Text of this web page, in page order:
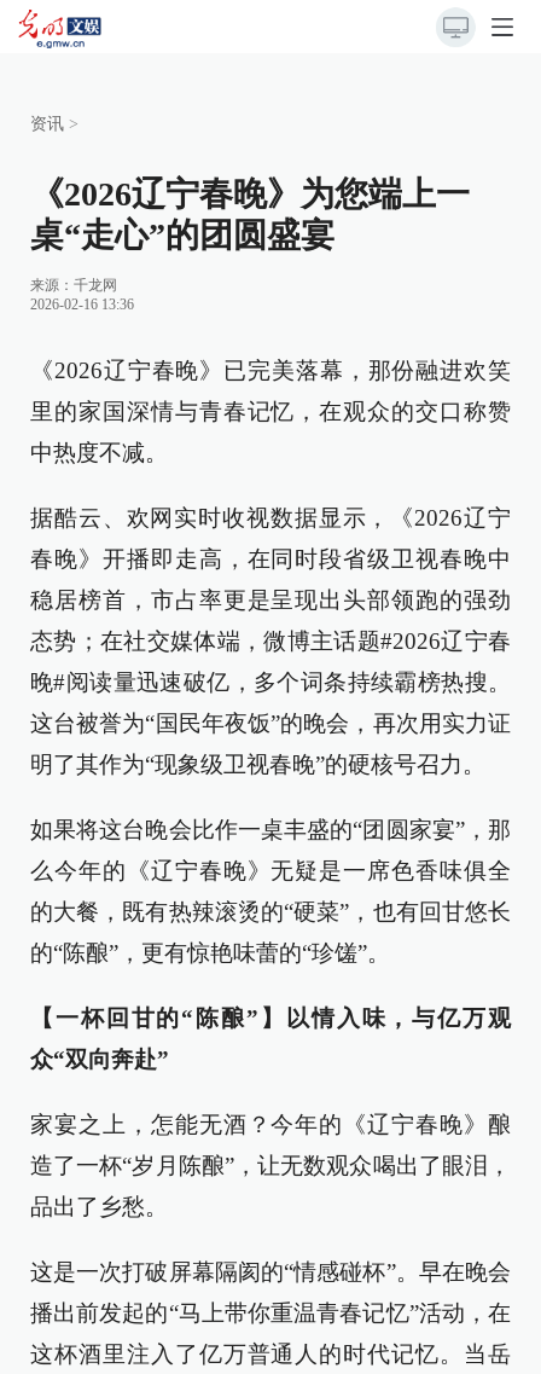
资讯 >
《2026辽宁春晚》为您端上一
桌“走心”的团圆盛宴
来源： 千龙网
2026-02-16 13:36
《2026辽宁春晚》已完美落幕，那份融进欢笑
里的家国深情与青春记忆，在观众的交口称赞
中热度不减。
据酷云、欢网实时收视数据显示，《2026辽宁
春晚》开播即走高，在同时段省级卫视春晚中
稳居榜首，市占率更是呈现出头部领跑的强劲
态势；在社交媒体端，微博主话题#2026辽宁春
晚#阅读量迅速破亿，多个词条持续霸榜热搜。
这台被誉为“国民年夜饭”的晚会，再次用实力证
明了其作为“现象级卫视春晚”的硬核号召力。
如果将这台晚会比作一桌丰盛的“团圆家宴”，那
么今年的《辽宁春晚》无疑是一席色香味俱全
的大餐，既有热辣滚烫的“硬菜”，也有回甘悠长
的“陈酿”，更有惊艳味蕾的“珍馐”。
【一杯回甘的“陈酿”】以情入味，与亿万观
众“双向奔赴”
家宴之上，怎能无酒？今年的《辽宁春晚》酿
造了一杯“岁月陈酿”，让无数观众喝出了眼泪，
品出了乡愁。
这是一次打破屏幕隔阂的“情感碰杯”。早在晚会
播出前发起的“马上带你重温青春记忆”活动，在
这杯酒里注入了亿万普通人的时代记忆。当岳